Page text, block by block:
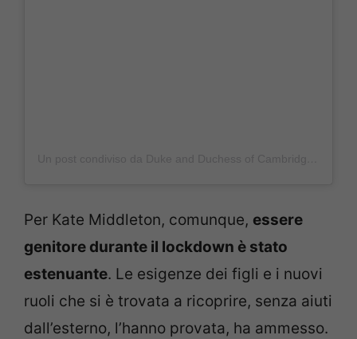
Per Kate Middleton, comunque, essere
genitore durante il lockdown è stato
estenuante. Le esigenze dei figli e i nuovi
ruoli che si è trovata a ricoprire, senza aiuti
dall’esterno, l’hanno provata, ha ammesso.